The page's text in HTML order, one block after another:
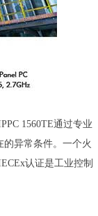
1560TE通过专业
的异常条件。一个火
认证是工业控制